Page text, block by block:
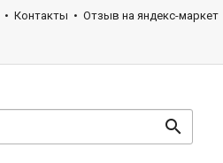
Контакты Отзыв на яндекс-маркет